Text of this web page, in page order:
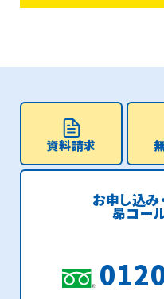
資料請求
お申し込み
昴コー